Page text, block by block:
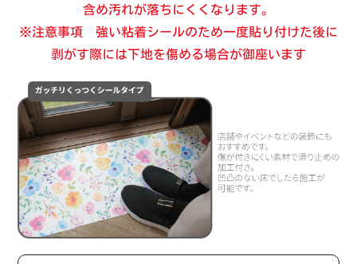
含め汚れが落ちにくくなります。
※注意事項 強い粘着シールのため一度貼り付けた後に
剥がす際には下地を傷める場合が御座います